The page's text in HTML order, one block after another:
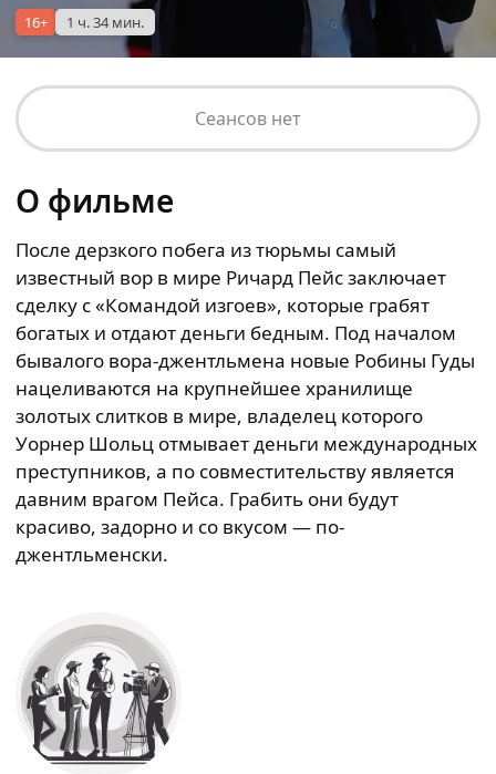
16+ 1 ч. 34 мин.
Сеансов нет
О фильме
После дерзкого побега из тюрьмы самый
известный вор в мире Ричард Пейс заключает
сделку с «Командой изгоев», которые грабят
богатых и отдают деньги бедным. Под началом
бывалого вора-джентльмена новые Робины Гуды
нацеливаются на крупнейшее хранилище
золотых слитков в мире, владелец которого
Уорнер Шольц отмывает деньги международных
преступников, а по совместительству является
давним врагом Пейса. Грабить они будут
красиво, задорно и со вкусом — по-
джентльменски.